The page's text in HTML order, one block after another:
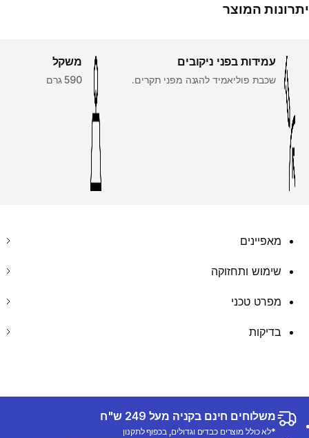
יתרונות המוצר
עמידות בפני ניקובים
שכבת פוליאמיד להגנה מפני תקרים.
משקל
590 גרם
מאפיינים
שימוש ותחזוקה
מפרט טכני
בדיקות
משלוחים חינם בקניה מעל 249 ש"ח
*לא כולל מוצרים כבדים וגדולים, בכפוף לתקנון